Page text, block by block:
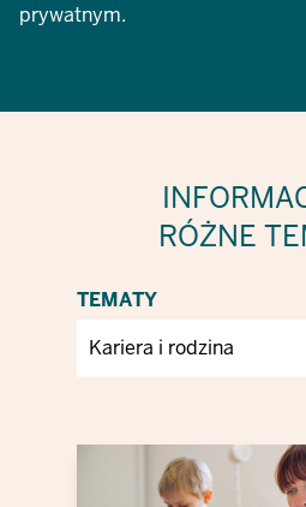
prywatnym.
RÓŻNE
TEMATY